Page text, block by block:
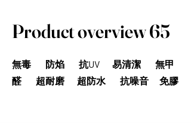
Product overview 65
無毒 防焰 抗UV 易清潔 無甲
醛 超耐磨 超防水 抗噪音 免膠